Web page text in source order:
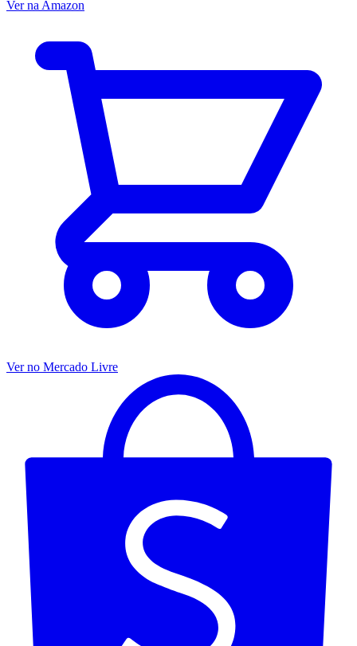
Ver na Amazon
Ver no Mercado Livre